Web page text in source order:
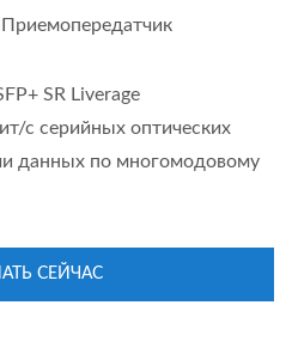
SR Liverage
с серийных оптических
данных по многомодовому
СЕЙЧАС